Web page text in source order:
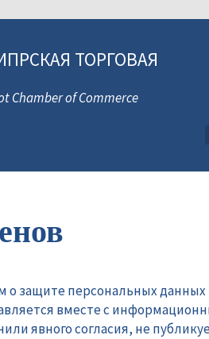
ТОРГОВАЯ
Chamber of Commerce
о защите персональных
вместе с
явного согласия, не